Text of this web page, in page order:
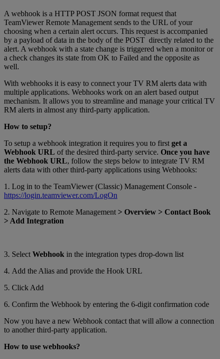
A webhook is a HTTP POST JSON format request that
TeamViewer Remote Management sends to the URL of your
choosing when a certain alert occurs. This request is accompanied
by a payload of data in the body of the POST directly related to the
alert. A webhook with a state change is triggered when a monitor or
a check changes its state from OK to Failed and the opposite as
well.
With webhooks it is easy to connect your TV RM alerts data with
multiple applications. Webhooks work on an alert based output
mechanism. It allows you to streamline and manage your critical TV
RM alerts in almost any third-party application.
How to setup?
To setup a webhook integration it requires you to first get a
Webhook URL of the desired third-party service. Once you have
the Webhook URL, follow the steps below to integrate TV RM
alerts data with other third-party applications using Webhooks:
1. Log in to the TeamViewer (Classic) Management Console -
https://login.teamviewer.com/LogOn
2. Navigate to Remote Management > Overview > Contact Book
> Add Integration
3. Select Webhook in the integration types drop-down list
4. Add the Alias and provide the Hook URL
5. Click Add
6. Confirm the Webhook by entering the 6-digit confirmation code
Now you have a new Webhook contact that will allow a connection
to another third-party application.
How to use webhooks?